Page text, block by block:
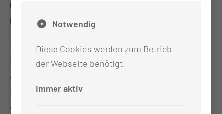
50 in der dreijährigen Ausbildung zur
Pflegefachfrau bzw. zum Pflegefachmann
Die Auszubildenden bringen eine große
internationale Vielfalt mit: Sie stammen unter
anderem aus Vietnam, Indien, Marokko, dem
Libanon, Syrien, Polen, Kamerun, dem Kosovo und
Afghanistan. Damit spiegelt der Jahrgang die
Notwendig
Diese Cookies werden zum Betrieb
der Webseite benötigt.
Immer aktiv